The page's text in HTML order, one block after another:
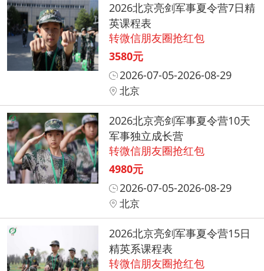
2026北京亮剑军事夏令营7日精
英课程表
转微信朋友圈抢红包
3580元
2026-07-05-2026-08-29
北京
2026北京亮剑军事夏令营10天
军事独立成长营
转微信朋友圈抢红包
4980元
2026-07-05-2026-08-29
北京
2026北京亮剑军事夏令营15日
精英系课程表
转微信朋友圈抢红包